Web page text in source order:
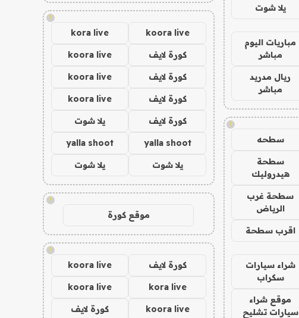
يلا شوت
مباريات اليوم
مباشر
ريال مدريد
مباشر
!
سطحه
سطحة
هيدروليك
سطحة غرب
الرياض
اقرب سطحة
شراء سيارات
سكراب
موقع شراء
سيارات تشليح
!
koora live
kora live
كورة لايف koora live
كورة لايف koora live
كورة لايف koora live
كورة لايف يلا شوت
yalla shoot
yalla shoot
يلا شوت يلا شوت
!
موقع كورة
!
كورة لايف koora live
kora live
koora live
koora live كورة لايف